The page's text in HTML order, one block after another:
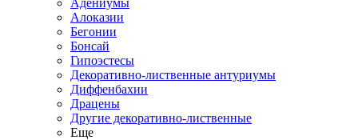
Адениумы
Алоказии
Бегонии
Бонсай
Гипоэстесы
Декоративно-лиственные антуриумы
Диффенбахии
Драцены
Другие декоративно-лиственные
Еще